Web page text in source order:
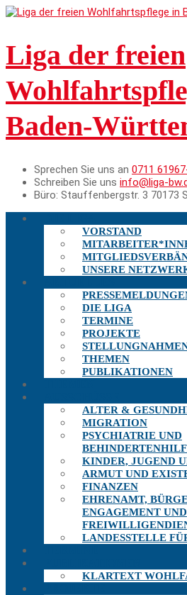
Liga der freien
Baden-
Sprechen Sie uns an 0711
Schreiben Sie uns info@liga-
Büro: Stauffenbergstr. 3 70173
VORSTAND
UNSERE
DIE LIGA
TERMINE
PROJEKTE
THEMEN
PUBLIKATIONEN
ALTER &
MIGRATION
PSYCHIATRIE UND
KINDER, JUGEND
ARMUT UND
FINANZEN
EHRENAMT,
ENGAGEMENT UND
LANDESSTELLE
KLARTEXT